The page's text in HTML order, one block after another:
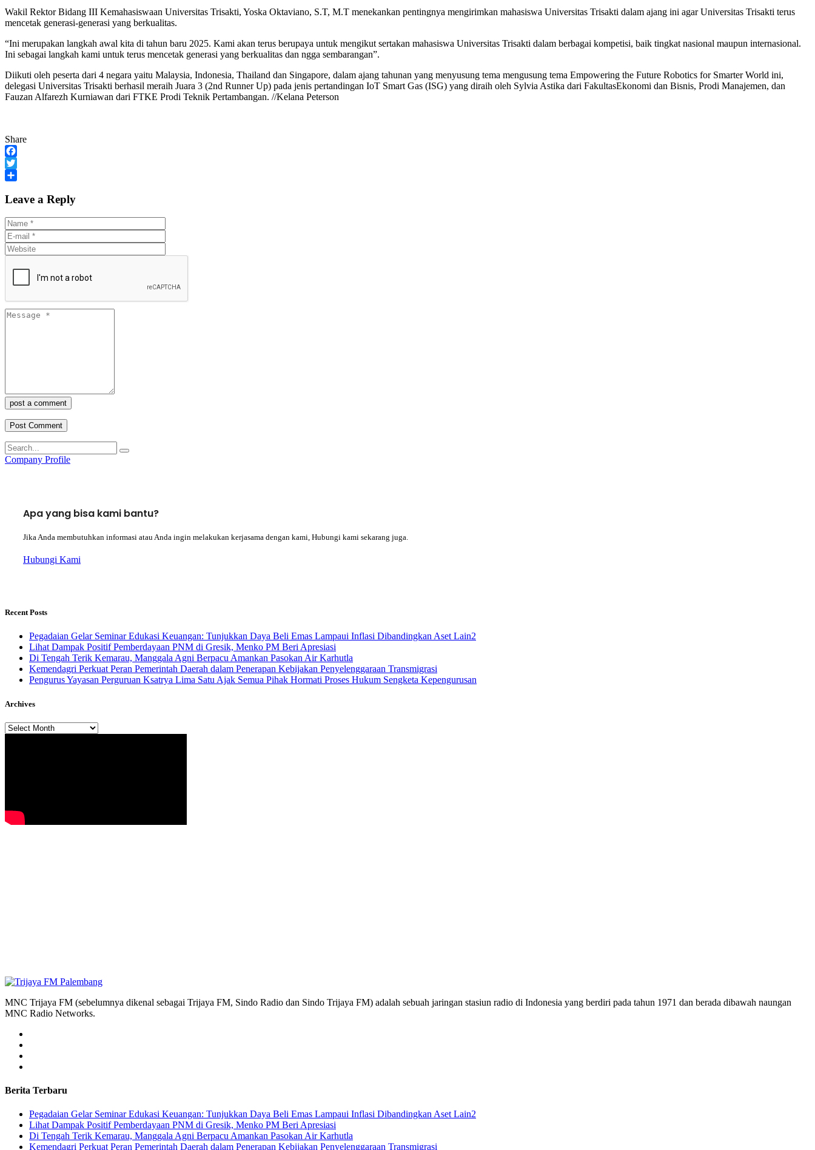
Wakil Rektor Bidang III Kemahasiswaan Universitas Trisakti, Yoska Oktaviano, S.T, M.T menekankan pentingnya mengirimkan mahasiswa Universitas Trisakti dalam ajang ini agar Universitas Trisakti terus
mencetak generasi-generasi yang berkualitas.
“Ini merupakan langkah awal kita di tahun baru 2025. Kami akan terus berupaya untuk mengikut sertakan mahasiswa Universitas Trisakti dalam berbagai kompetisi, baik tingkat nasional maupun internasional.
Ini sebagai langkah kami untuk terus mencetak generasi yang berkualitas dan ngga sembarangan”.
Diikuti oleh peserta dari 4 negara yaitu Malaysia, Indonesia, Thailand dan Singapore, dalam ajang tahunan yang menyusung tema mengusung tema Empowering the Future Robotics for Smarter World ini,
delegasi Universitas Trisakti berhasil meraih Juara 3 (2nd Runner Up) pada jenis pertandingan IoT Smart Gas (ISG) yang diraih oleh Sylvia Astika dari FakultasEkonomi dan Bisnis, Prodi Manajemen, dan
Fauzan Alfarezh Kurniawan dari FTKE Prodi Teknik Pertambangan. //Kelana Peterson
Share
Facebook
Twitter
Leave a Reply
post a comment
Company Profile
Apa yang bisa kami bantu?
Jika Anda membutuhkan informasi atau Anda ingin melakukan kerjasama dengan kami, Hubungi kami sekarang juga.
Hubungi Kami
Recent Posts
Pegadaian Gelar Seminar Edukasi Keuangan: Tunjukkan Daya Beli Emas Lampaui Inflasi Dibandingkan Aset Lain2
Lihat Dampak Positif Pemberdayaan PNM di Gresik, Menko PM Beri Apresiasi
​Di Tengah Terik Kemarau, Manggala Agni Berpacu Amankan Pasokan Air Karhutla
Kemendagri Perkuat Peran Pemerintah Daerah dalam Penerapan Kebijakan Penyelenggaraan Transmigrasi
Pengurus Yayasan Perguruan Ksatrya Lima Satu Ajak Semua Pihak Hormati Proses Hukum Sengketa Kepengurusan
Archives
Archives
MNC Trijaya FM (sebelumnya dikenal sebagai Trijaya FM, Sindo Radio dan Sindo Trijaya FM) adalah sebuah jaringan stasiun radio di Indonesia yang berdiri pada tahun 1971 dan berada dibawah naungan
MNC Radio Networks.
Berita Terbaru
Pegadaian Gelar Seminar Edukasi Keuangan: Tunjukkan Daya Beli Emas Lampaui Inflasi Dibandingkan Aset Lain2
Lihat Dampak Positif Pemberdayaan PNM di Gresik, Menko PM Beri Apresiasi
​Di Tengah Terik Kemarau, Manggala Agni Berpacu Amankan Pasokan Air Karhutla
Kemendagri Perkuat Peran Pemerintah Daerah dalam Penerapan Kebijakan Penyelenggaraan Transmigrasi